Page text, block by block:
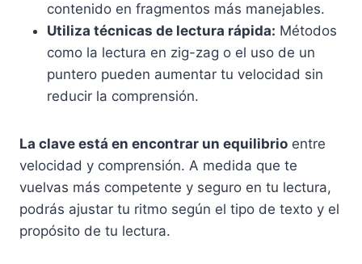
contenido en fragmentos más manejables.
Utiliza técnicas de lectura rápida: Métodos
como la lectura en zig-zag o el uso de un
puntero pueden aumentar tu velocidad sin
reducir la comprensión.
La clave está en encontrar un equilibrio entre
velocidad y comprensión. A medida que te
vuelvas más competente y seguro en tu lectura,
podrás ajustar tu ritmo según el tipo de texto y el
propósito de tu lectura.